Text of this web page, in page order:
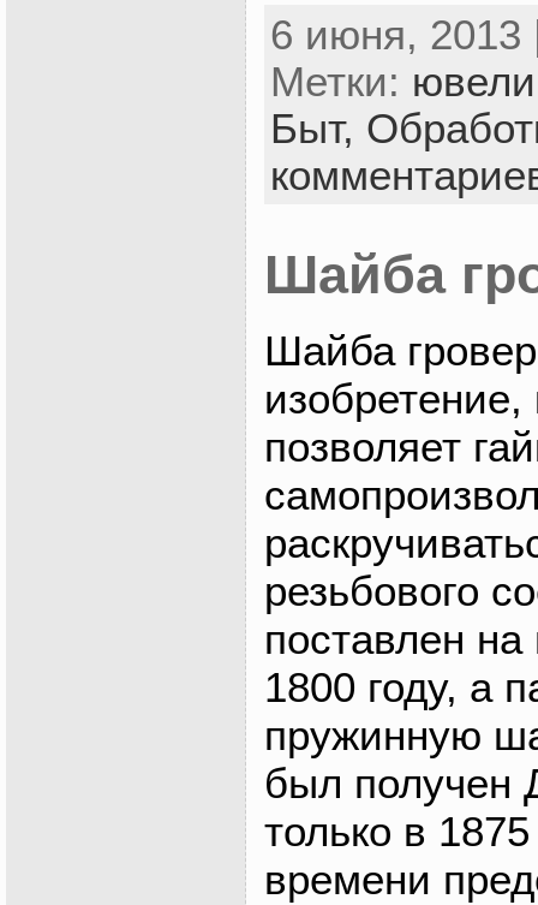
6 июня, 2013
Метки:
Быт,
Шайба
Шайба
изобретение,
позволяет
резьбового
поставлен
1800 году, а
пружинную
был получен
только в
времени